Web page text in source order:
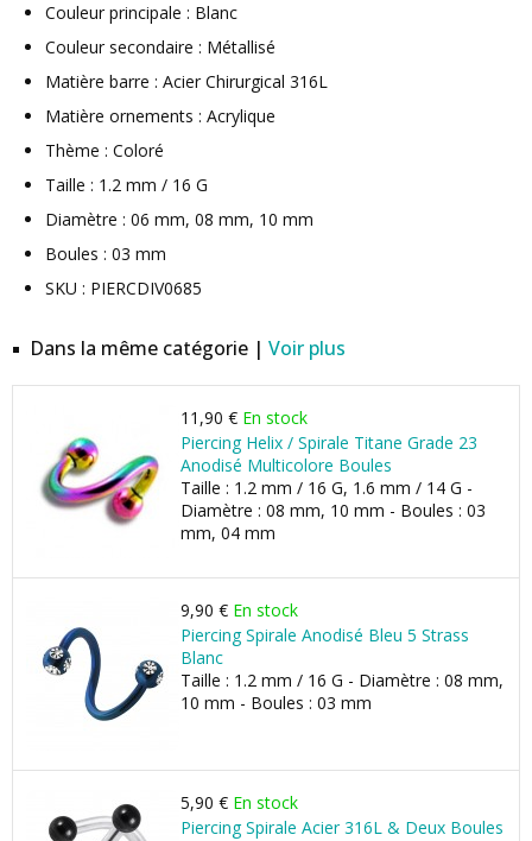
Couleur principale : Blanc
Couleur secondaire : Métallisé
Matière barre : Acier Chirurgical 316L
Matière ornements : Acrylique
Thème : Coloré
Taille : 1.2 mm / 16 G
Diamètre : 06 mm, 08 mm, 10 mm
Boules : 03 mm
SKU : PIERCDIV0685
Dans la même catégorie | Voir plus
11,90 € En stock
Piercing Helix / Spirale Titane Grade 23
Anodisé Multicolore Boules
Taille : 1.2 mm / 16 G, 1.6 mm / 14 G -
Diamètre : 08 mm, 10 mm - Boules : 03
mm, 04 mm
9,90 € En stock
Piercing Spirale Anodisé Bleu 5 Strass
Blanc
Taille : 1.2 mm / 16 G - Diamètre : 08 mm,
10 mm - Boules : 03 mm
5,90 € En stock
Piercing Spirale Acier 316L & Deux Boules